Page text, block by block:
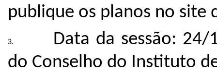
publique os planos no site
Data da sessão:
do Conselho do Instituto